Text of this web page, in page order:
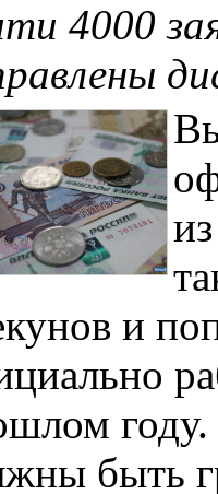
4000
и
быть